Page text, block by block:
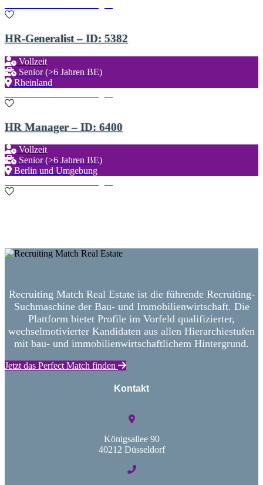
HR-Generalist – ID: 5382
Vollzeit
Senior (>6 Jahren BE)
Rheinland
HR Manager – ID: 6400
Vollzeit
Senior (>6 Jahren BE)
Berlin und Umgebung
Recruiting Match Real Estate ist die führende Recruiting-
Suchmaschine der Bau- und Immobilienwirtschaft. Die
Plattform bietet Profile im Vorfeld qualifizierter,
wechselmotivierter Kandidaten aus allen Hierarchiestufen
mit bau- und immobilienwirtschaftlichem Hintergrund.
Jetzt das Perfect Match finden
Kontakt
Königsallee 90
40212 Düsseldorf